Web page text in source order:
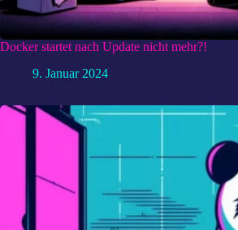
Docker startet nach Update nicht mehr?!
9. Januar 2024